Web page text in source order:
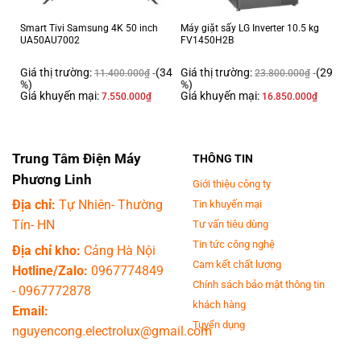
tích, chuyển đổi và tăng cường độ phân giải cho các nguồn phát có chất
lượng Full HD lên chất lượng 4K. Bộ xử lý này kết hợp với tính năng
WideColor giúp tái tạo màu sắc và độ tương phản của hình ảnh trung
thực hơn. Bạn sẽ được tận hưởng các nội dung sắc nét và màu sắc sôi
động với độ phân giải 4K mà chưa bao giờ bạn nghĩ tới.
Smart Tivi Samsung 4K 50 inch
UA50AU7002
Giá thị trường: 11.400.000₫ (34
%)
Giá khuyến mại: 7.550.000₫
Máy giặt sấy LG Inverter 10.5 kg
FV1450H2B
Giá thị trường: 23.800.000₫ (29
%)
Giá khuyến mại: 16.850.000₫
Trung Tâm Điện Máy
Phương Linh
Địa chỉ: Tự Nhiên- Thường
Tín- HN
Địa chỉ kho: Cảng Hà Nội
Hotline/Zalo: 0967774849
-0967772878
Email:
nguyencong.electrolux@gmail.com
THÔNG TIN
Giới thiệu công ty
Tin khuyến mại
Tư vấn tiêu dùng
Tin tức công nghệ
Cam kết chất lượng
Chính sách bảo mật thông tin
khách hàng
Tuyển dụng